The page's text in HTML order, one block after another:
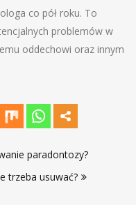
co pół roku. To
problemów w
oddechowi oraz innym
paradontozy?
trzeba usuwać?